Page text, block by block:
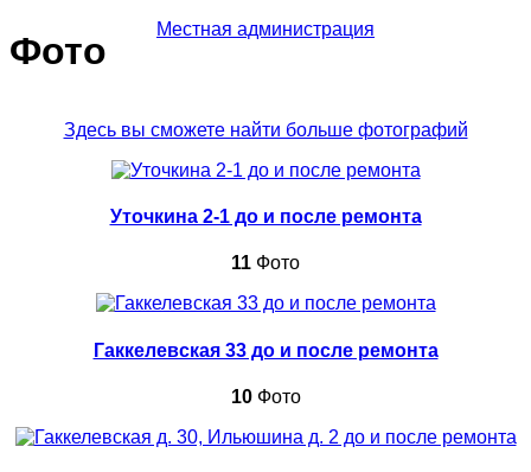
Местная администрация
Фото
Здесь вы сможете найти больше фотографий
Уточкина 2-1 до и после ремонта
11 Фото
Гаккелевская 33 до и после ремонта
10Фото